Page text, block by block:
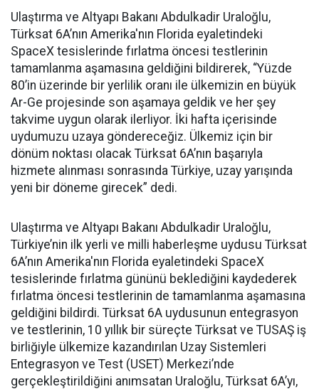
Ulaştırma ve Altyapı Bakanı Abdulkadir Uraloğlu,
Türksat 6A’nın Amerika'nın Florida eyaletindeki
SpaceX tesislerinde fırlatma öncesi testlerinin
tamamlanma aşamasına geldiğini bildirerek, “Yüzde
80’in üzerinde bir yerlilik oranı ile ülkemizin en büyük
Ar-Ge projesinde son aşamaya geldik ve her şey
takvime uygun olarak ilerliyor. İki hafta içerisinde
uydumuzu uzaya göndereceğiz. Ülkemiz için bir
dönüm noktası olacak Türksat 6A’nın başarıyla
hizmete alınması sonrasında Türkiye, uzay yarışında
yeni bir döneme girecek” dedi.
Ulaştırma ve Altyapı Bakanı Abdulkadir Uraloğlu,
Türkiye’nin ilk yerli ve milli haberleşme uydusu Türksat
6A’nın Amerika'nın Florida eyaletindeki SpaceX
tesislerinde fırlatma gününü beklediğini kaydederek
fırlatma öncesi testlerinin de tamamlanma aşamasına
geldiğini bildirdi. Türksat 6A uydusunun entegrasyon
ve testlerinin, 10 yıllık bir süreçte Türksat ve TUSAŞ iş
birliğiyle ülkemize kazandırılan Uzay Sistemleri
Entegrasyon ve Test (USET) Merkezi’nde
gerçekleştirildiğini anımsatan Uraloğlu, Türksat 6A’yı,